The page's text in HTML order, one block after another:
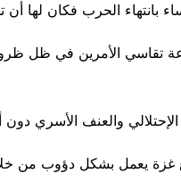
بانتهاء الحرب فكان لها
تقاسي الأمرين في ظل
والعنف الأسري دون
غزة يعمل بشكل دؤوب من